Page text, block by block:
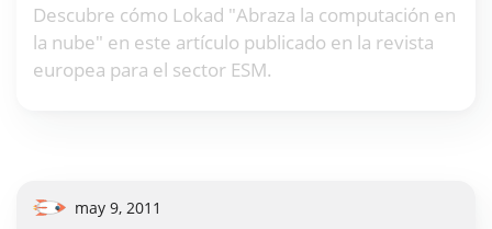
Descubre cómo Lokad "Abraza la computación en
la nube" en este artículo publicado en la revista
europea para el sector ESM.
may 9, 2011